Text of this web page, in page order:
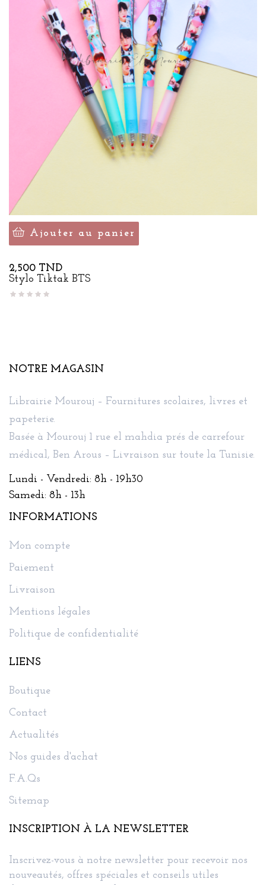
Ajouter au panier
Prix
2,500 TND
Stylo Tiktak BTS
NOTRE MAGASIN
Librairie Mourouj – Fournitures scolaires, livres et
papeterie.
Basée à Mourouj 1 rue el mahdia prés de carrefour
médical, Ben Arous – Livraison sur toute la Tunisie.
Lundi - Vendredi: 8h - 19h30
Samedi: 8h - 13h
INFORMATIONS
Mon compte
Paiement
Livraison
Mentions légales
Politique de confidentialité
LIENS
Boutique
Contact
Actualités
Nos guides d'achat
F.A.Qs
Sitemap
INSCRIPTION À LA NEWSLETTER
Inscrivez-vous à notre newsletter pour recevoir nos
nouveautés, offres spéciales et conseils utiles